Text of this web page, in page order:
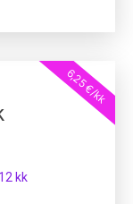
6,25 €/kk
kk